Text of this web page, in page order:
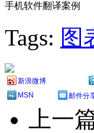
手机软件翻译案例
Tags: 图
新浪微博
MSN
邮件分
上一